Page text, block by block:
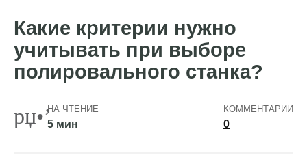
Какие критерии нужно
учитывать при выборе
полировального станка?
НА ЧТЕНИЕ
5 мин
КОММЕНТАРИИ
0